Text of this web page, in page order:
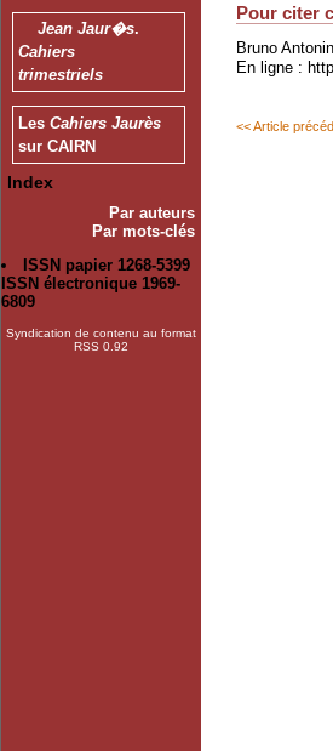
Jean Jaur�s.
Cahiers
trimestriels
Les Cahiers Jaurès
sur CAIRN
Index
Par auteurs
Par mots-clés
ISSN papier 1268-5399
ISSN électronique 1969-
6809
Syndication de contenu au format
RSS 0.92
Pour citer
Bruno
En ligne :
<< Article